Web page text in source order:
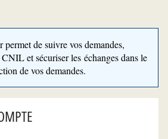
permet de suivre vos demandes,
et sécuriser les échanges dans le
de vos demandes.